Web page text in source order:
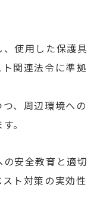
使用した保護具
関連法令に準拠
、周辺環境への
。
安全教育と適切
ト対策の実効性